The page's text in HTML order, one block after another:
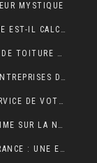
MYSTIQUE
COMMENT LE PRIX D’UNE LOCATION DE BENNE EST-IL CALCULÉ ?
LES AVANTAGES D’UNE RÉPARATION DE FUITE DE TOITURE EN URGENCE
COMPRENDRE LA TVA À DUBAÏ : CE QUE LES ENTREPRISES DOIVENT SAVOIR
LA CRÉDENCE : PROTECTION ET STYLE AU SERVICE DE VOTRE INTÉRIEUR
COMMENT NOURRIR VOTRE CHAT : GUIDE ULTIME SUR LA NUTRITION ADAPTÉE ET OPTIMALE
MEILLEUR FOURNISSEUR IPTV PREMIUM EN FRANCE : UNE EXPÉRIENCE TÉLÉVISUELLE SUR MESURE